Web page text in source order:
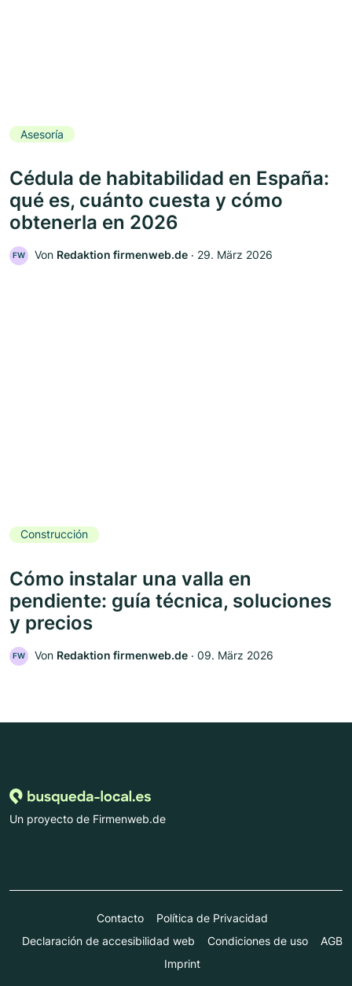
Asesoría
Cédula de habitabilidad en España:
qué es, cuánto cuesta y cómo
obtenerla en 2026
FW Von Redaktion firmenweb.de ‧ 29. März 2026
Construcción
Cómo instalar una valla en
pendiente: guía técnica, soluciones
y precios
FW Von Redaktion firmenweb.de ‧ 09. März 2026
Un proyecto de Firmenweb.de
Contacto
Política de Privacidad
Declaración de accesibilidad web
Condiciones de uso
AGB
Imprint